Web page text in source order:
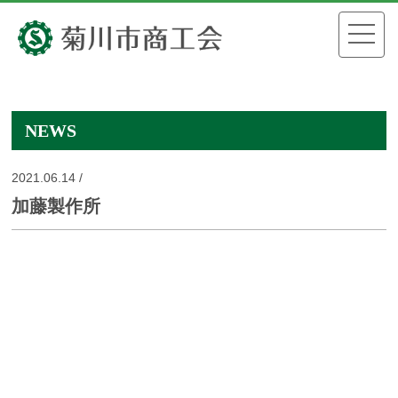
NEWS
2021.06.14 /
加藤製作所